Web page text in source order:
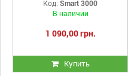
Код: Smart 3000
В наличии
1 090,00 грн.
Купить